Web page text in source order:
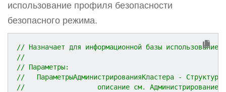
использование профиля безопасности
безопасного режима.
// Назначает для информационной базы использование
//
// Параметры:
//   ПараметрыАдминистрированияКластера -
//                  описание см.